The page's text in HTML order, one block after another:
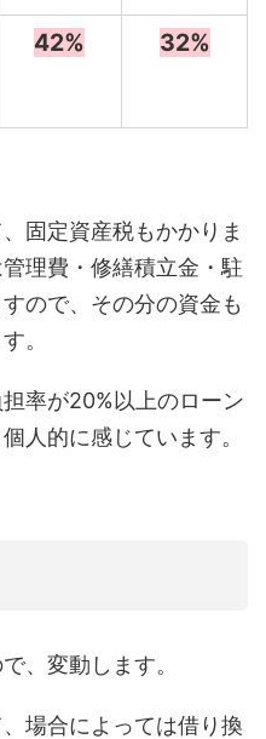
42% 32%
固定資産税もかかりま
理費・修繕積立金・駐
ので、その分の資金も
。
率が20%以上のローン
人的に感じています。
、変動します。
場合によっては借り換